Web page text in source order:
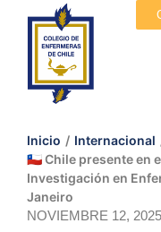
Inicio / Internacional
🇨🇱 Chile presente en
Investigación en
Janeiro
NOVIEMBRE 12, 2025